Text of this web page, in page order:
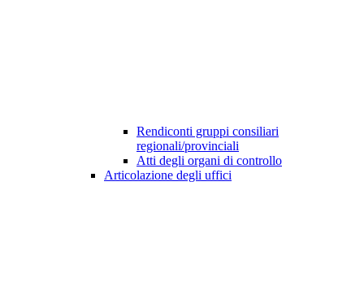
Rendiconti gruppi consiliari
regionali/provinciali
Atti degli organi di controllo
Articolazione degli uffici